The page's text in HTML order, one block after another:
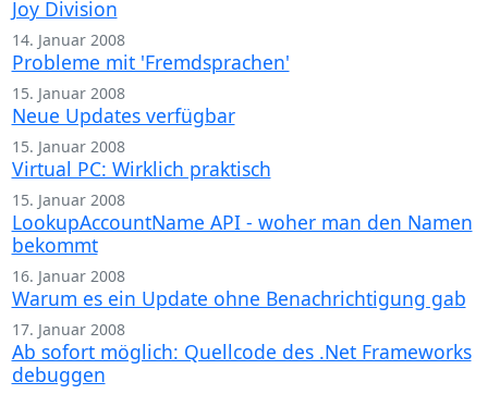
Joy Division
14. Januar 2008
Probleme mit 'Fremdsprachen'
15. Januar 2008
Neue Updates verfügbar
15. Januar 2008
Virtual PC: Wirklich praktisch
15. Januar 2008
LookupAccountName API - woher man den Namen
bekommt
16. Januar 2008
Warum es ein Update ohne Benachrichtigung gab
17. Januar 2008
Ab sofort möglich: Quellcode des .Net Frameworks
debuggen